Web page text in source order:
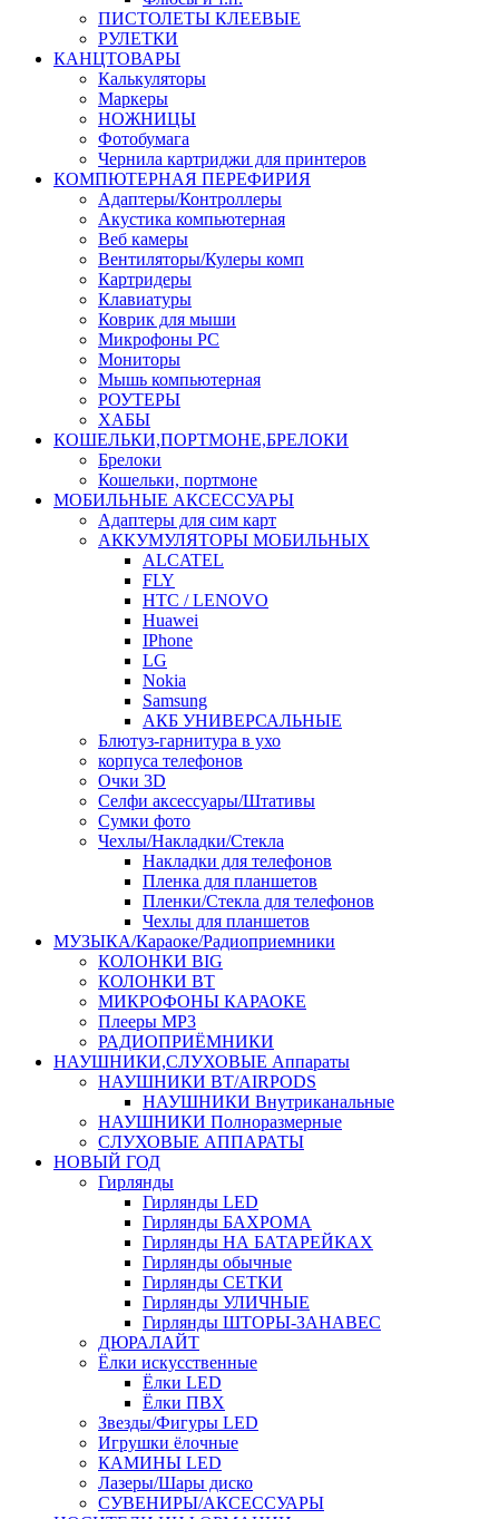
ПИСТОЛЕТЫ КЛЕЕВЫЕ
РУЛЕТКИ
КАНЦТОВАРЫ
Калькуляторы
Маркеры
НОЖНИЦЫ
Фотобумага
Чернила картриджи для принтеров
КОМПЮТЕРНАЯ ПЕРЕФИРИЯ
Адаптеры/Контроллеры
Акустика компьютерная
Веб камеры
Вентиляторы/Кулеры комп
Картридеры
Клавиатуры
Коврик для мыши
Микрофоны PC
Мониторы
Мышь компьютерная
РОУТЕРЫ
ХАБЫ
КОШЕЛЬКИ,ПОРТМОНЕ,БРЕЛОКИ
Брелоки
Кошельки, портмоне
МОБИЛЬНЫЕ АКСЕССУАРЫ
Адаптеры для сим карт
АККУМУЛЯТОРЫ МОБИЛЬНЫХ
ALCATEL
FLY
HTC / LENOVO
Huawei
IPhone
LG
Nokia
Samsung
АКБ УНИВЕРСАЛЬНЫЕ
Блютуз-гарнитура в ухо
корпуса телефонов
Очки 3D
Селфи аксессуары/Штативы
Сумки фото
Чехлы/Накладки/Стекла
Накладки для телефонов
Пленка для планшетов
Пленки/Стекла для телефонов
Чехлы для планшетов
МУЗЫКА/Караоке/Радиоприемники
КОЛОНКИ BIG
КОЛОНКИ BT
МИКРОФОНЫ КАРАОКЕ
Плееры MP3
РАДИОПРИЁМНИКИ
НАУШНИКИ,СЛУХОВЫЕ Аппараты
НАУШНИКИ BT/AIRPODS
НАУШНИКИ Внутриканальные
НАУШНИКИ Полноразмерные
СЛУХОВЫЕ АППАРАТЫ
НОВЫЙ ГОД
Гирлянды
Гирлянды LED
Гирлянды БАХРОМА
Гирлянды НА БАТАРЕЙКАХ
Гирлянды обычные
Гирлянды СЕТКИ
Гирлянды УЛИЧНЫЕ
Гирлянды ШТОРЫ-ЗАНАВЕС
ДЮРАЛАЙТ
Ёлки искусственные
Ёлки LED
Ёлки ПВХ
Звезды/Фигуры LED
Игрушки ёлочные
КАМИНЫ LED
Лазеры/Шары диско
СУВЕНИРЫ/АКСЕССУАРЫ